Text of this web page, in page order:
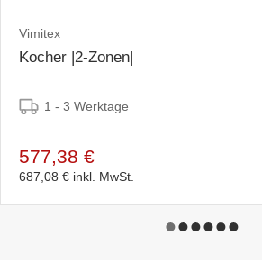
Vimitex
Kocher |2-Zonen|
1 - 3 Werktage
577,38 €
687,08 € inkl. MwSt.